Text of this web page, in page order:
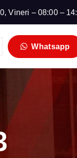
Vineri – 08:00 –
Whatsapp